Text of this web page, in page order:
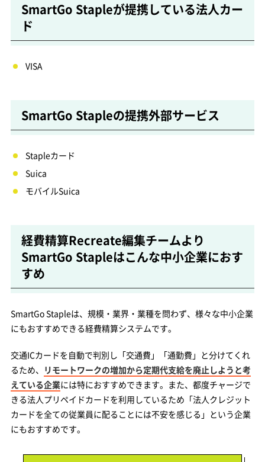
SmartGo Stapleが提携している法人カー
ド
VISA
SmartGo Stapleの提携外部サービス
Stapleカード
Suica
モバイルSuica
経費精算Recreate編集チームより
SmartGo Stapleはこんな中小企業におす
すめ
SmartGo Stapleは、規模・業界・業種を問わず、様々な中小企業
にもおすすめできる経費精算システムです。
交通ICカードを自動で判別し「交通費」「通勤費」と分けてくれ
るため、 リモートワークの増加から定期代支給を廃止しようと考
えている企業には特におすすめできます。また、都度チャージで
きる法人プリペイドカードを利用しているため「法人クレジット
カードを全ての従業員に配ることには不安を感じる」という企業
にもおすすめです。